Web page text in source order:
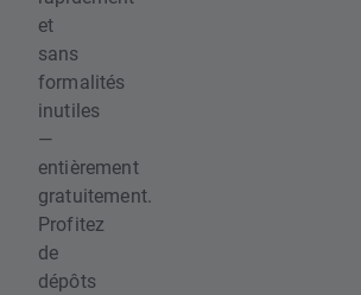
et
sans
formalités
inutiles
—
entièrement
gratuitement.
Profitez
de
dépôts